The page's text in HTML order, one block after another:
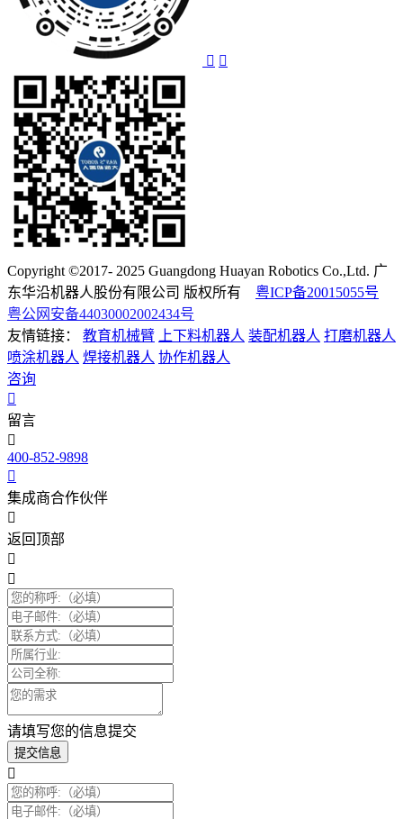
Copyright ©2017- 2025 Guangdong Huayan Robotics Co.,Ltd. 广
东华沿机器人股份有限公司 版权所有 粤ICP备20015055号
粤公网安备44030002002434号
友情链接：
教育机械臂 上下料机器人 装配机器人 打磨机器人
喷涂机器人 焊接机器人 协作机器人
咨询
留言
400-852-9898
集成商合作伙伴
返回顶部
请填写您的信息提交
提交信息